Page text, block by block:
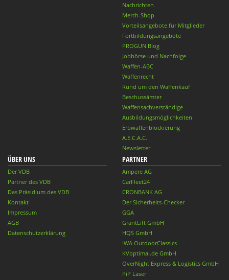
Nachrichten
Merch-Shop
Vorteilsangebote für Mitglieder
Fortbildungsangebote
PROGUN Blog
Jobbörse und Nachfolge
Waffen-ABC
Waffenrecht
Rund um den Waffenkauf
Beschussämter
Waffensachverständige
Ausbildungsmöglichkeiten
Erbwaffenblockierung
A.E.C.A.C.
Newsletter
ÜBER UNS
Der VDB
Partner des VDB
Das Präsidium des VDB
Kontakt
Impressum
AGB
Datenschutzerklärung
PARTNER
Ampere AG
CarFleet24
CRONBANK AG
Der Sicherheits-Checker
GGA
GrantLift GmbH
HQS GmbH
IWA OutdoorClassics
KVoptimal.de GmbH
OverNight Express & Logistics GmbH
PiP Laser